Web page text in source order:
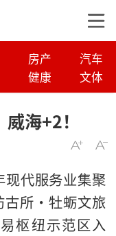
房产
汽车
健康 文体
海+2！
现代服务业集聚
古所·牡蛎文旅
枢纽示范区入